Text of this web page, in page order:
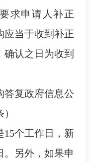
求申请人补正
应当于收到补正
认之日为收到
复政府信息公
个工作日，新
。另外，如果申